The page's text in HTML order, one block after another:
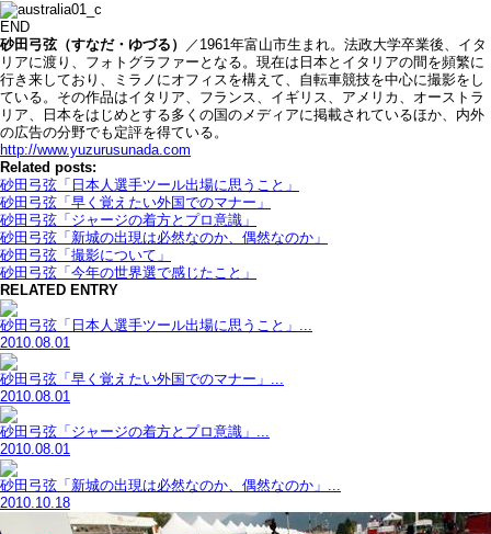
END
砂田弓弦（すなだ・ゆづる）
／1961年富山市生まれ。法政大学卒業後、イタ
リアに渡り、フォトグラファーとなる。現在は日本とイタリアの間を頻繁に
行き来しており、ミラノにオフィスを構えて、自転車競技を中心に撮影をし
ている。その作品はイタリア、フランス、イギリス、アメリカ、オーストラ
リア、日本をはじめとする多くの国のメディアに掲載されているほか、内外
の広告の分野でも定評を得ている。
http://www.yuzurusunada.com
Related posts:
砂田弓弦「日本人選手ツール出場に思うこと」
砂田弓弦「早く覚えたい外国でのマナー」
砂田弓弦「ジャージの着方とプロ意識」
砂田弓弦「新城の出現は必然なのか、偶然なのか」
砂田弓弦「撮影について」
砂田弓弦「今年の世界選で感じたこと」
RELATED ENTRY
砂田弓弦「日本人選手ツール出場に思うこと」...
2010.08.01
砂田弓弦「早く覚えたい外国でのマナー」...
2010.08.01
砂田弓弦「ジャージの着方とプロ意識」...
2010.08.01
砂田弓弦「新城の出現は必然なのか、偶然なのか」...
2010.10.18